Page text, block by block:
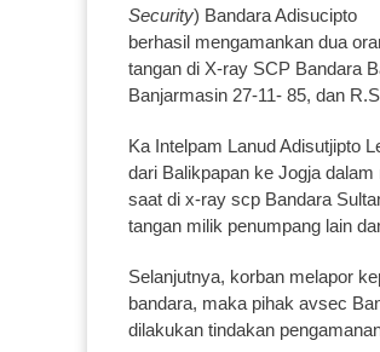
Security) Bandara Adisucipto
berhasil mengamankan dua
tangan di X-ray SCP Bandara
Banjarmasin 27-11- 85, dan
Ka Intelpam Lanud Adisutjipto
dari Balikpapan ke Jogja
saat di x-ray scp Bandara
tangan milik penumpang lain
Selanjutnya, korban melapor
bandara, maka pihak avsec
dilakukan tindakan